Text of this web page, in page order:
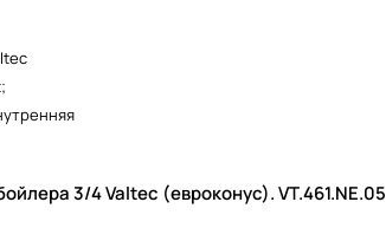
Группа безопасности бойлера 3/4 Valtec (евроконус). VT.461.NE.05